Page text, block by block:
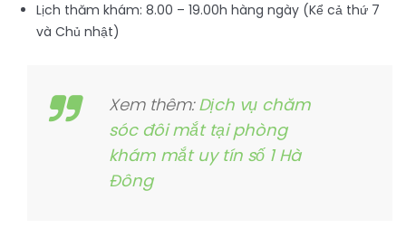
Lịch thăm khám: 8.00 – 19.00h hàng ngày (Kể cả thứ 7
và Chủ nhật)
Xem thêm:Dịch vụ chăm
sóc đôi mắt tại phòng
khám mắt uy tín số 1 Hà
Đông